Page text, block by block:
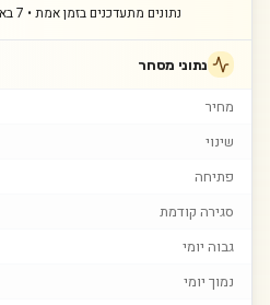
נתונים מתעדכנים בזמן אמת • 7 באוג׳, 12:10
נתוני מסחר
מחיר
שינוי
פתיחה
סגירה קודמת
גבוה יומי
נמוך יומי